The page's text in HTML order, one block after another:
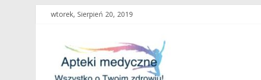
Skipwtorek, Sierpień 20, 2019
Apteki
Medyczne